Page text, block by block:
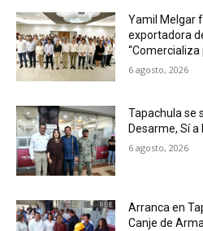
Yamil Melgar
exportadora
“Comercializa
6 agosto, 2026
Tapachula se
Desarme, Sí a
6 agosto, 2026
Arranca en
Canje de